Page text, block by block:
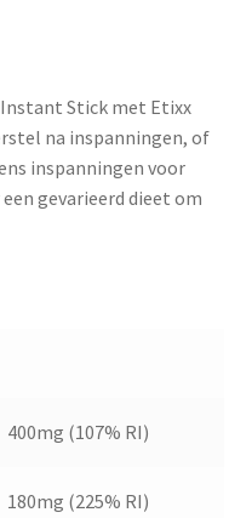
Stick met Etixx
na inspanningen, of
inspanningen voor
gevarieerd dieet om
400mg (107% RI)
180mg (225% RI)